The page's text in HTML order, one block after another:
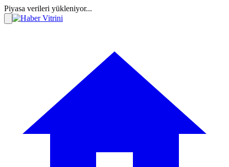
Piyasa verileri yükleniyor...